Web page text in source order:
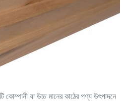
কোম্পানী যা উচ্চ মানের কাঠের পণ্য উৎপাদনে